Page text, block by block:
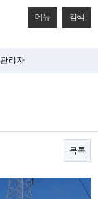
메뉴 검색
관리자
목록